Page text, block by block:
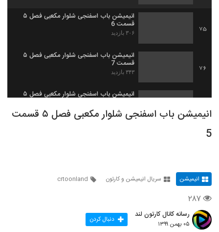
75
انیمیشن‌ باب اسفنجی شلوار مکعبی فصل ۵
قسمت 6
۳۰۶ بازدید
76
انیمیشن‌ باب اسفنجی شلوار مکعبی فصل ۵
قسمت 7
۳۴۳ بازدید
انیمیشن‌ باب اسفنجی شلوار مکعبی فصل ۵
79 قسمت 10
80 قسمت 11
۳۵۰ بازدید
انیمیشن‌ باب اسفنجی شلوار مکعبی فصل ۵ قسمت
5
انیمیشن سریال انیمیشن و کارتون crtoonland
۲۸۷
رسانه کانال کارتون لند
۰۵ بهمن ۱۳۹۹ دنبال کردن